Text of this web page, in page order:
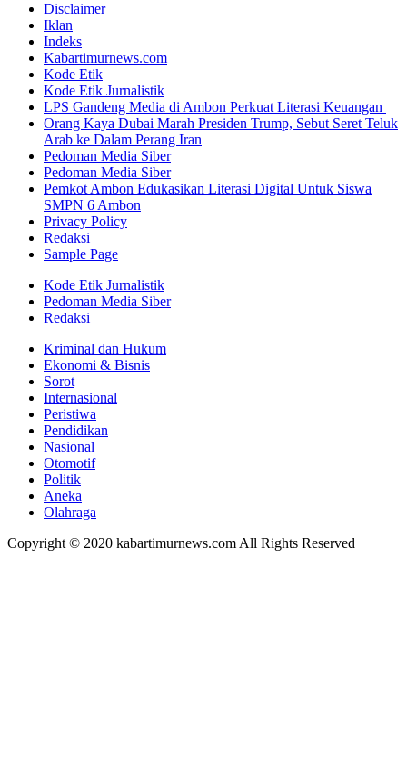
Disclaimer
Iklan
Indeks
Kabartimurnews.com
Kode Etik
Kode Etik Jurnalistik
LPS Gandeng Media di Ambon Perkuat Literasi Keuangan
Orang Kaya Dubai Marah Presiden Trump, Sebut Seret Teluk
Arab ke Dalam Perang Iran
Pedoman Media Siber
Pedoman Media Siber
Pemkot Ambon Edukasikan Literasi Digital Untuk Siswa
SMPN 6 Ambon
Privacy Policy
Redaksi
Sample Page
Kode Etik Jurnalistik
Pedoman Media Siber
Redaksi
Kriminal dan Hukum
Ekonomi & Bisnis
Sorot
Internasional
Peristiwa
Pendidikan
Nasional
Otomotif
Politik
Aneka
Olahraga
Copyright © 2020 kabartimurnews.com All Rights Reserved